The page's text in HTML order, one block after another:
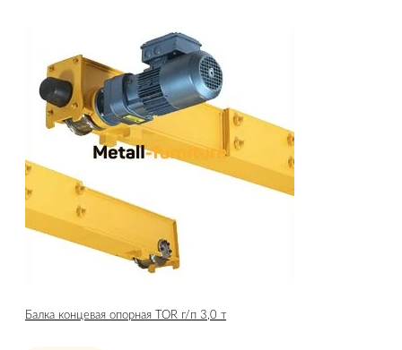
Балка концевая опорная TOR г/п 3,0 т